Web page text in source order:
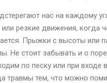
нас на каждому
резкие движения, когда
Прыжки с высоты или
Не стоит забывать и о
по песку или при
травмы тем, что можно